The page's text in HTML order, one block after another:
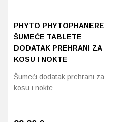
PHYTO PHYTOPHANERE
ŠUMEĆE TABLETE
DODATAK PREHRANI ZA
KOSU I NOKTE
Šumeći dodatak prehrani za
kosu i nokte